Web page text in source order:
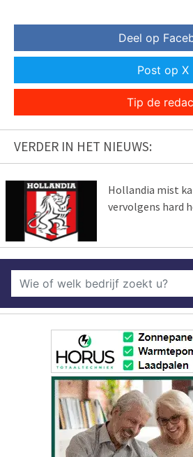
Deel op
Post op X
Tip de
VERDER IN HET NIEUWS:
Hollandia mist
vervolgens hard